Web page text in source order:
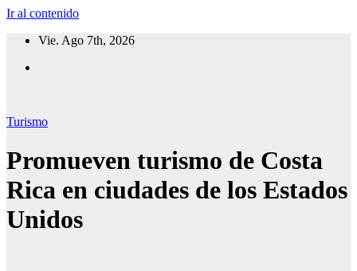
Ir al contenido
Vie. Ago 7th, 2026
Turismo
Promueven turismo de Costa
Rica en ciudades de los Estados
Unidos